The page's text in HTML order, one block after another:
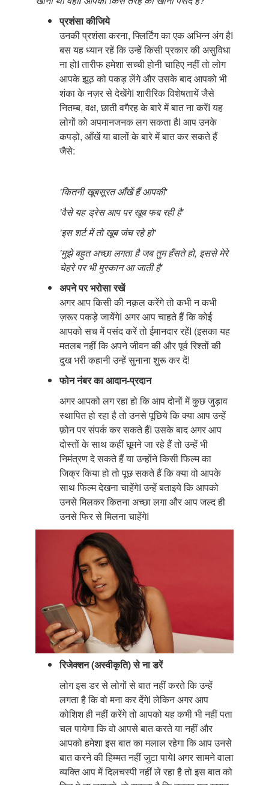
प्रशंसा कीजिये
उनकी प्रशंसा करना, फ्लिर्टिंग का एक अभिन्न अंग हैI
बस यह ध्यान रहें कि उन्हें किसी प्रकार की असुविधा
ना होI तारीफ हमेशा सच्ची होनी चाहिए नहीं तो लोग
आपके झूठ को पकड़ लेंगे और उसके बाद आपको भी
शंका के नज़र से देखेंगेI शारीरिक विशेषतायें जैसे
नितम्ब, वक्ष, छाती वगैरह के बारे में बात ना करेंI यह
लोगों को अपमानजनक लग सकता हैI आप उनके
कपड़ो, आँखें या बालों के बारे में बात कर सकते हैं
जैसे:
'कितनी खूबसूरत आँखें हैं आपकी'
'वैसे यह ड्रेस आप पर खूब फब रही है'
'इस शर्ट में तो खूब जंच रहे हो'
'मुझे बहुत अच्छा लगता है जब तुम हँसते हो, इससे मेरे
चेहरे पर भी मुस्कान आ जाती है'
अपने पर भरोसा रखें
अगर आप किसी की नक़ल करेंगे तो कभी न कभी
ज़रूर पकड़े जायेंगेI अगर आप चाहते हैं कि कोई
आपको सच में पसंद करें तो ईमानदार रहेंI (इसका यह
मतलब नहीं कि अपने जीवन की और पूर्व रिश्तों की
दुख भरी कहानी उन्हें सुनाना शुरू कर दें!
फोन नंबर का आदान-प्रदान
अगर आपको लग रहा हो कि आप दोनों में कुछ जुड़ाव
स्थापित हो रहा है तो उनसे पूछिये कि क्या आप उन्हें
फ़ोन पर संपर्क कर सकते हैंI उसके बाद अगर आप
दोस्तों के साथ कहीं घूमने जा रहे हैं तो उन्हें भी
निमंत्रण दे सकते हैं या उन्होंने किसी फिल्म का
जिक्र किया हो तो पूछ सकते हैं कि क्या वो आपके
साथ फिल्म देखना चाहेंगेI उन्हें बताइये कि आपको
उनसे मिलकर कितना अच्छा लगा और आप जल्द ही
उनसे फिर से मिलना चाहेंगेI
रिजेक्शन (अस्वीकृति) से ना डरें
लोग इस डर से लोगों से बात नहीं करते कि उन्हें
लगता है कि वो मना कर देंगेI लेकिन अगर आप
कोशिश ही नहीं करेंगे तो आपको यह कभी भी नहीं पता
चल पायेगा कि वो आपसे बात करते या नहीं और
आपको हमेशा इस बात का मलाल रहेगा कि आप उनसे
बात करने की हिम्मत नहीं जुटा पायेI अगर सामने वाला
व्यक्ति आप में दिलचस्पी नहीं ले रहा है तो इस बात को